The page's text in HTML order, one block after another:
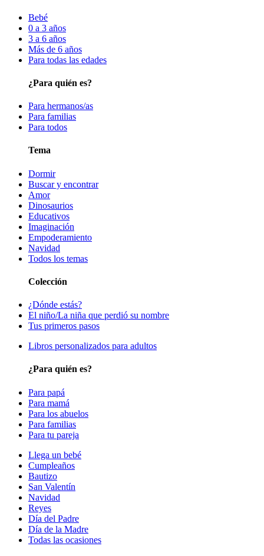
Bebé
0 a 3 años
3 a 6 años
Más de 6 años
Para todas las edades
¿Para quién es?
Para hermanos/as
Para familias
Para todos
Tema
Dormir
Buscar y encontrar
Amor
Dinosaurios
Educativos
Imaginación
Empoderamiento
Navidad
Todos los temas
Colección
¿Dónde estás?
El niño/La niña que perdió su nombre
Tus primeros pasos
Libros personalizados para adultos
¿Para quién es?
Para papá
Para mamá
Para los abuelos
Para familias
Para tu pareja
Llega un bebé
Cumpleaños
Bautizo
San Valentín
Navidad
Reyes
Día del Padre
Día de la Madre
Todas las ocasiones